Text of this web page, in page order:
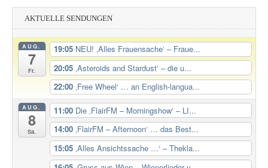
AKTUELLE SENDUNGEN
AUG.
7
Fr.
19:05 NEU! ‚Alles Frauensache‘ – Fraue...
20:05 ‚Asteroids and Stardust‘ – die u...
22:00 ‚Free Wheel‘ … an English-langua...
AUG.
8
Sa.
11:00 Die ‚FlairFM – Morningshow‘ – LI...
14:00 ‚FlairFM – Afternoon‘ … das Best...
15:05 ‚Alles Ansichtssache …‘ – Thekla...